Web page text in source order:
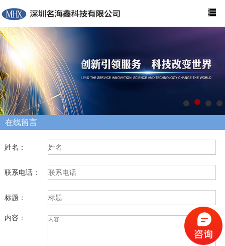
在线留言
姓名：
联系电话：
标题：
内容：